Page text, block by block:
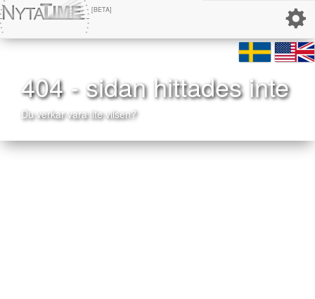
[BETA]
404 - sidan hittades inte
Du verkar vara lite vilsen?